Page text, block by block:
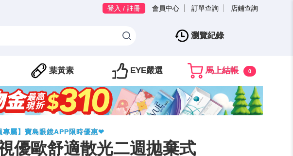
登入 / 註冊 會員中心 訂單查詢 店鋪查詢
瀏覽紀錄
葉黃素 EYE嚴選 馬上結帳 0
專屬】寶島眼鏡APP限時優惠❤
優歐舒適散光二週拋棄式